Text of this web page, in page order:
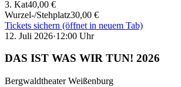
3. Kat40,00 €
Wurzel-/Stehplatz30,00 €
Tickets sichern (öffnet in neuem Tab)
12. Juli 2026·12:00 Uhr
DAS IST WAS WIR TUN! 2026
Bergwaldtheater Weißenburg